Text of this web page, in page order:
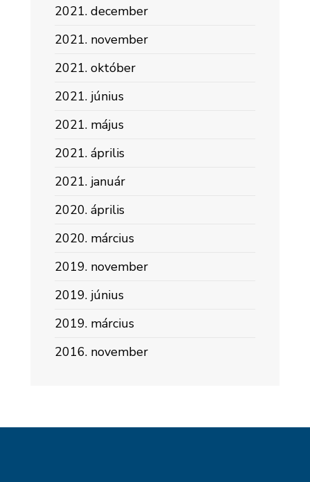
2021. december
2021. november
2021. október
2021. június
2021. május
2021. április
2021. január
2020. április
2020. március
2019. november
2019. június
2019. március
2016. november